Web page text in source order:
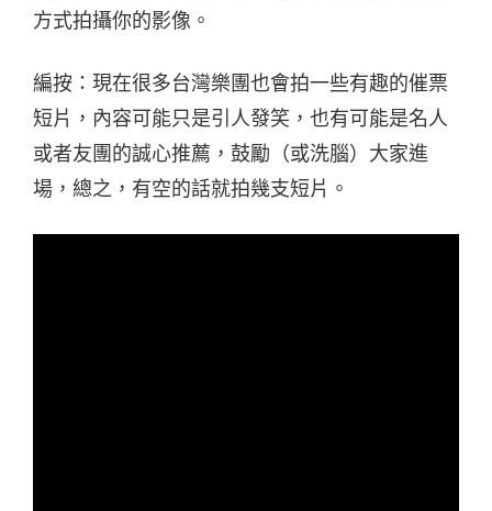
方式拍攝你的影像。
編按：現在很多台灣樂團也會拍一些有趣的催票
短片，內容可能只是引人發笑，也有可能是名人
或者友團的誠心推薦，鼓勵（或洗腦）大家進
場，總之，有空的話就拍幾支短片。